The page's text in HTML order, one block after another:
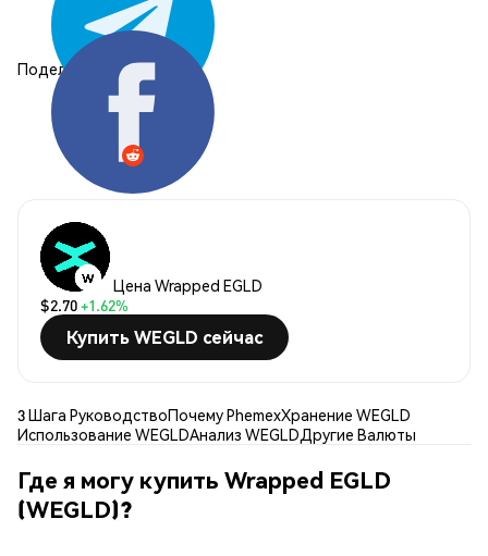
Поделиться:
Цена Wrapped EGLD
$2.70+1.62%
Купить WEGLD сейчас
3 Шага РуководствоПочему PhemexХранение WEGLD
Использование WEGLDАнализ WEGLDДругие Валюты
Где я могу купить Wrapped EGLD
(WEGLD)?